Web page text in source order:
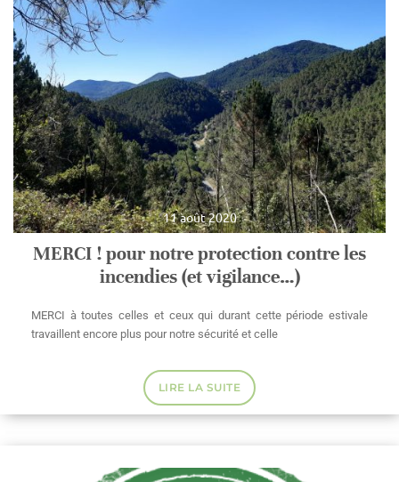
11 août 2020
MERCI ! pour notre protection contre les
incendies (et vigilance…)
MERCI à toutes celles et ceux qui durant cette période estivale
travaillent encore plus pour notre sécurité et celle
LIRE LA SUITE